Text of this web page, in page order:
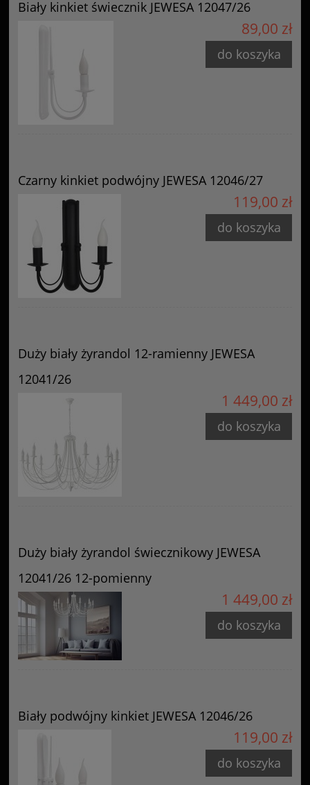
Biały kinkiet świecznik JEWESA 12047/26
89,00 zł
do koszyka
Czarny kinkiet podwójny JEWESA 12046/27
119,00 zł
do koszyka
Duży biały żyrandol 12-ramienny JEWESA
12041/26
1 449,00 zł
do koszyka
Duży biały żyrandol świecznikowy JEWESA
12041/26 12-pomienny
1 449,00 zł
do koszyka
Biały podwójny kinkiet JEWESA 12046/26
119,00 zł
do koszyka